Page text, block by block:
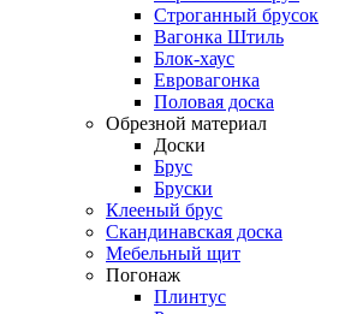
Строганный брусок
Вагонка Штиль
Блок-хаус
Евровагонка
Половая доска
Обрезной материал
Доски
Брус
Бруски
Клееный брус
Скандинавская доска
Мебельный щит
Погонаж
Плинтус